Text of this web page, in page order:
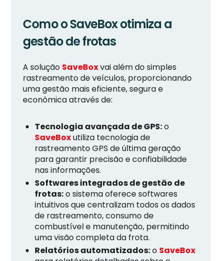
Como o SaveBox otimiza a
gestão de frotas
A solução SaveBoxvai além do simples
rastreamento de veículos, proporcionando
uma gestão mais eficiente, segura e
econômica através de:
Tecnologia avançada de GPS:o
SaveBoxutiliza tecnologia de
rastreamento GPS de última geração
para garantir precisão e confiabilidade
nas informações.
Softwares integrados de gestão de
frotas:o sistema oferece softwares
intuitivos que centralizam todos os dados
de rastreamento, consumo de
combustível e manutenção, permitindo
uma visão completa da frota.
Relatórios automatizados:o SaveBox